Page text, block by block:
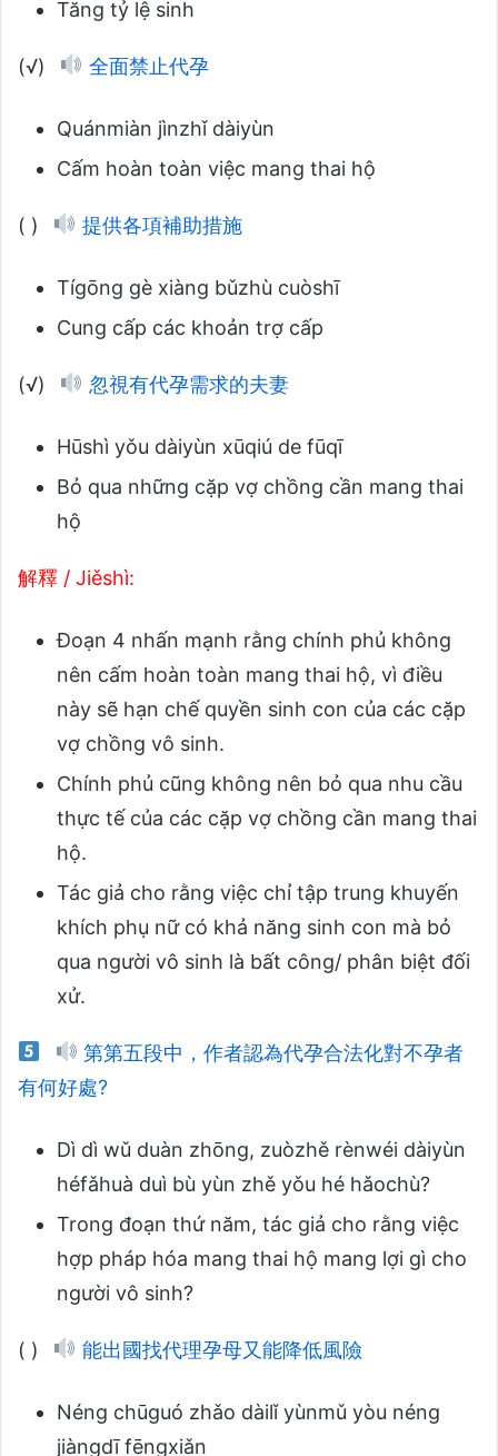
Tăng tỷ lệ sinh
(√) 全面禁止代孕
Quánmiàn jìnzhǐ dàiyùn
Cấm hoàn toàn việc mang thai hộ
( ) 提供各項補助措施
Tígōng gè xiàng bǔzhù cuòshī
Cung cấp các khoản trợ cấp
(√) 忽視有代孕需求的夫妻
Hūshì yǒu dàiyùn xūqiú de fūqī
Bỏ qua những cặp vợ chồng cần mang thai
hộ
解釋 / Jiěshì:
Đoạn 4 nhấn mạnh rằng chính phủ không
nên cấm hoàn toàn mang thai hộ, vì điều
này sẽ hạn chế quyền sinh con của các cặp
vợ chồng vô sinh.
Chính phủ cũng không nên bỏ qua nhu cầu
thực tế của các cặp vợ chồng cần mang thai
hộ.
Tác giả cho rằng việc chỉ tập trung khuyến
khích phụ nữ có khả năng sinh con mà bỏ
qua người vô sinh là bất công/ phân biệt đối
xử.
第第五段中，作者認為代孕合法化對不孕者
有何好處?
Dì dì wǔ duàn zhōng, zuòzhě rènwéi dàiyùn
héfǎhuà duì bù yùn zhě yǒu hé hǎochù?
Trong đoạn thứ năm, tác giả cho rằng việc
hợp pháp hóa mang thai hộ mang lợi gì cho
người vô sinh?
( ) 能出國找代理孕母又能降低風險
Néng chūguó zhǎo dàilǐ yùnmǔ yòu néng
jiàngdī fēngxiǎn